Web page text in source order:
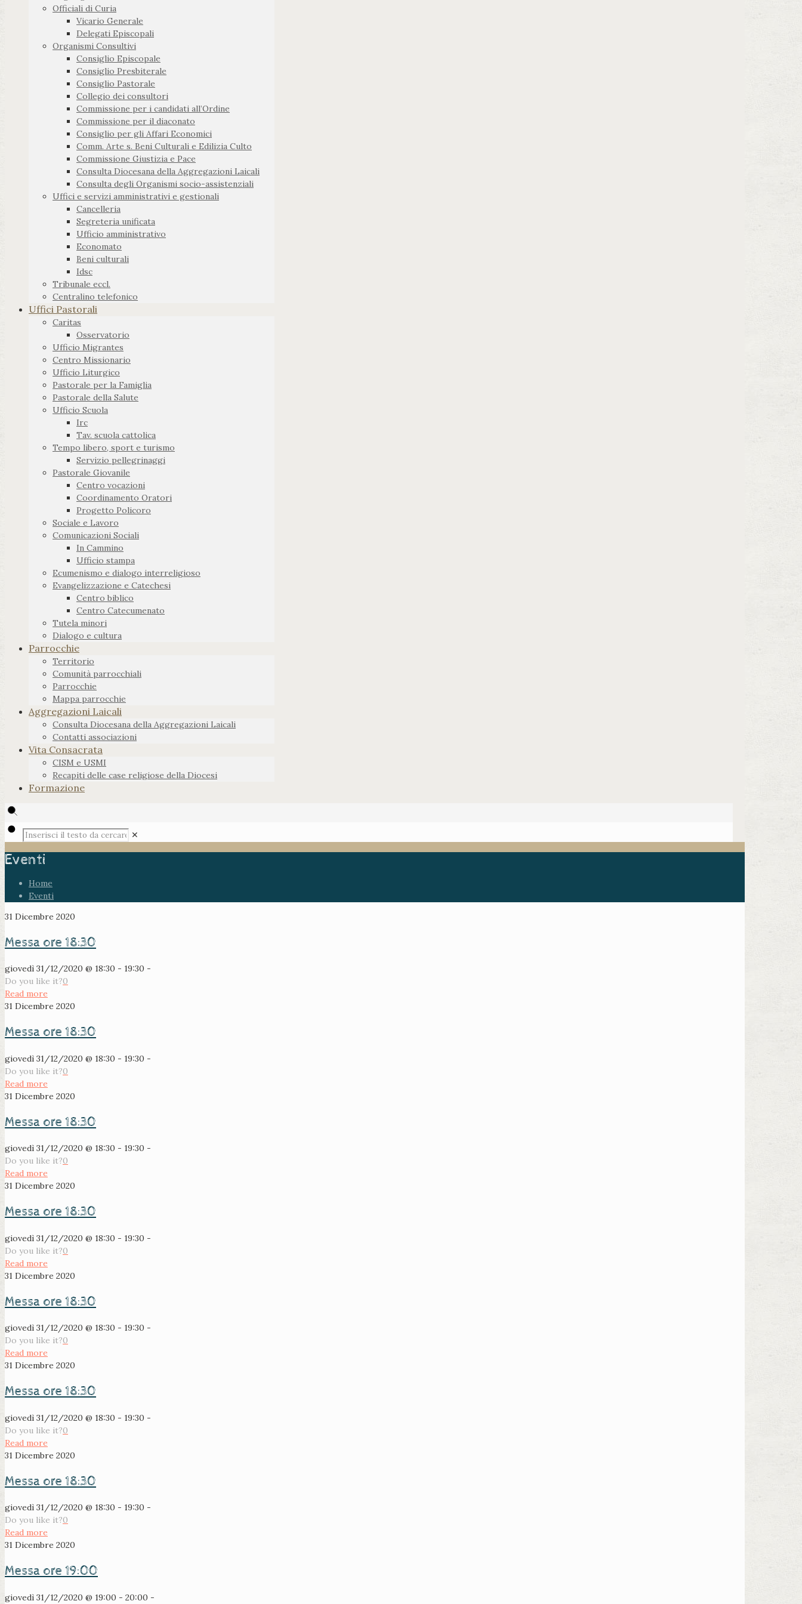
Officiali di Curia
Vicario Generale
Delegati Episcopali
Organismi Consultivi
Consiglio Episcopale
Consiglio Presbiterale
Consiglio Pastorale
Collegio dei consultori
Commissione per i candidati all’Ordine
Commissione per il diaconato
Consiglio per gli Affari Economici
Comm. Arte s. Beni Culturali e Edilizia Culto
Commissione Giustizia e Pace
Consulta Diocesana della Aggregazioni Laicali
Consulta degli Organismi socio-assistenziali
Uffici e servizi amministrativi e gestionali
Cancelleria
Segreteria unificata
Ufficio amministrativo
Economato
Beni culturali
Idsc
Tribunale eccl.
Centralino telefonico
Uffici Pastorali
Caritas
Osservatorio
Ufficio Migrantes
Centro Missionario
Ufficio Liturgico
Pastorale per la Famiglia
Pastorale della Salute
Ufficio Scuola
Irc
Tav. scuola cattolica
Tempo libero, sport e turismo
Servizio pellegrinaggi
Pastorale Giovanile
Centro vocazioni
Coordinamento Oratori
Progetto Policoro
Sociale e Lavoro
Comunicazioni Sociali
In Cammino
Ufficio stampa
Ecumenismo e dialogo interreligioso
Evangelizzazione e Catechesi
Centro biblico
Centro Catecumenato
Tutela minori
Dialogo e cultura
Parrocchie
Territorio
Comunità parrocchiali
Parrocchie
Mappa parrocchie
Aggregazioni Laicali
Consulta Diocesana della Aggregazioni Laicali
Contatti associazioni
Vita Consacrata
CISM e USMI
Recapiti delle case religiose della Diocesi
Formazione
✕
Eventi
Home
Eventi
31 Dicembre 2020
Messa ore 18:30
giovedì 31/12/2020 @ 18:30 - 19:30 -
Do you like it?0
Read more
31 Dicembre 2020
Messa ore 18:30
giovedì 31/12/2020 @ 18:30 - 19:30 -
Do you like it?0
Read more
31 Dicembre 2020
Messa ore 18:30
giovedì 31/12/2020 @ 18:30 - 19:30 -
Do you like it?0
Read more
31 Dicembre 2020
Messa ore 18:30
giovedì 31/12/2020 @ 18:30 - 19:30 -
Do you like it?0
Read more
31 Dicembre 2020
Messa ore 18:30
giovedì 31/12/2020 @ 18:30 - 19:30 -
Do you like it?0
Read more
31 Dicembre 2020
Messa ore 18:30
giovedì 31/12/2020 @ 18:30 - 19:30 -
Do you like it?0
Read more
31 Dicembre 2020
Messa ore 18:30
giovedì 31/12/2020 @ 18:30 - 19:30 -
Do you like it?0
Read more
31 Dicembre 2020
Messa ore 19:00
giovedì 31/12/2020 @ 19:00 - 20:00 -